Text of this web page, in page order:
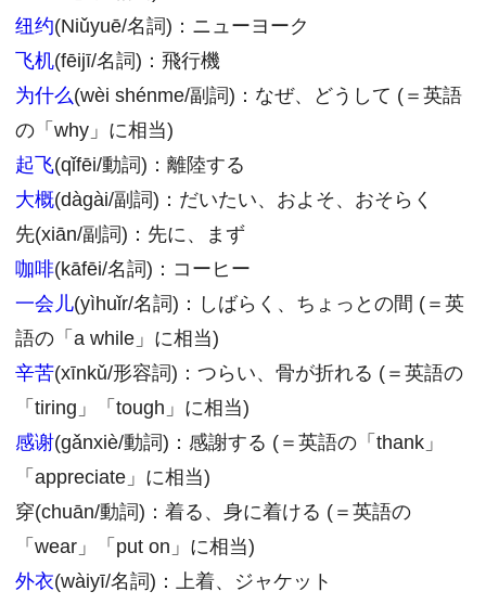
纽约(Niǔyuē/名詞)：ニューヨーク
飞机(fēijī/名詞)：飛行機
为什么(wèi shénme/副詞)：なぜ、どうして (＝英語
の「why」に相当)
起飞(qǐfēi/動詞)：離陸する
大概(dàgài/副詞)：だいたい、およそ、おそらく
先(xiān/副詞)：先に、まず
咖啡(kāfēi/名詞)：コーヒー
一会儿(yìhuǐr/名詞)：しばらく、ちょっとの間 (＝英
語の「a while」に相当)
辛苦(xīnkǔ/形容詞)：つらい、骨が折れる (＝英語の
「tiring」「tough」に相当)
感谢(gǎnxiè/動詞)：感謝する (＝英語の「thank」
「appreciate」に相当)
穿(chuān/動詞)：着る、身に着ける (＝英語の
「wear」「put on」に相当)
外衣(wàiyī/名詞)：上着、ジャケット